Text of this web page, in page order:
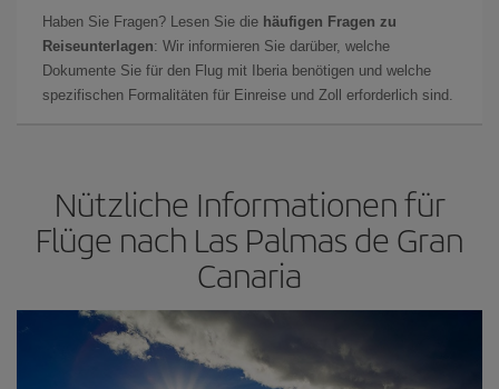
Haben Sie Fragen? Lesen Sie die häufigen Fragen zu
Reiseunterlagen: Wir informieren Sie darüber, welche
Dokumente Sie für den Flug mit Iberia benötigen und welche
spezifischen Formalitäten für Einreise und Zoll erforderlich sind.
Nützliche Informationen für
Flüge nach Las Palmas de Gran
Canaria